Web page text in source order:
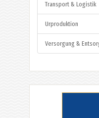
Transport & Logistik
Urproduktion
Versorgung &